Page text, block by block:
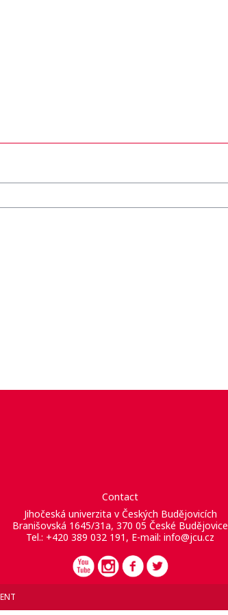
Contact
Jihočeská univerzita v Českých Budějovicích
Branišovská 1645/31a, 370 05 České Budějovice
Tel.: +420 389 032 191, E-mail: info@jcu.cz